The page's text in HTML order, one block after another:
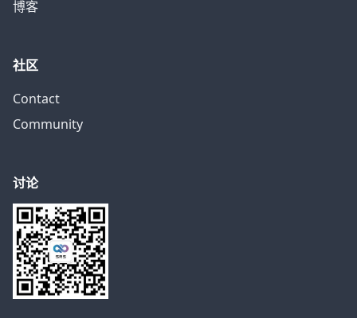
博客
社区
Contact
Community
讨论